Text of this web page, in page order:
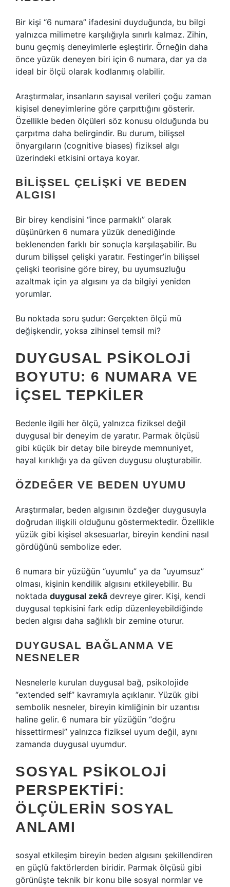
Bir kişi “6 numara” ifadesini duyduğunda, bu bilgi
yalnızca milimetre karşılığıyla sınırlı kalmaz. Zihin,
bunu geçmiş deneyimlerle eşleştirir. Örneğin daha
önce yüzük deneyen biri için 6 numara, dar ya da
ideal bir ölçü olarak kodlanmış olabilir.
Araştırmalar, insanların sayısal verileri çoğu zaman
kişisel deneyimlerine göre çarpıttığını gösterir.
Özellikle beden ölçüleri söz konusu olduğunda bu
çarpıtma daha belirgindir. Bu durum, bilişsel
önyargıların (cognitive biases) fiziksel algı
üzerindeki etkisini ortaya koyar.
BILIŞSEL ÇELIŞKI VE BEDEN
ALGISI
Bir birey kendisini “ince parmaklı” olarak
düşünürken 6 numara yüzük denediğinde
beklenenden farklı bir sonuçla karşılaşabilir. Bu
durum bilişsel çelişki yaratır. Festinger’in bilişsel
çelişki teorisine göre birey, bu uyumsuzluğu
azaltmak için ya algısını ya da bilgiyi yeniden
yorumlar.
Bu noktada soru şudur: Gerçekten ölçü mü
değişkendir, yoksa zihinsel temsil mi?
DUYGUSAL PSIKOLOJI
BOYUTU: 6 NUMARA VE
İÇSEL TEPKILER
Bedenle ilgili her ölçü, yalnızca fiziksel değil
duygusal bir deneyim de yaratır. Parmak ölçüsü
gibi küçük bir detay bile bireyde memnuniyet,
hayal kırıklığı ya da güven duygusu oluşturabilir.
ÖZDEĞER VE BEDEN UYUMU
Araştırmalar, beden algısının özdeğer duygusuyla
doğrudan ilişkili olduğunu göstermektedir. Özellikle
yüzük gibi kişisel aksesuarlar, bireyin kendini nasıl
gördüğünü sembolize eder.
6 numara bir yüzüğün “uyumlu” ya da “uyumsuz”
olması, kişinin kendilik algısını etkileyebilir. Bu
noktada duygusal zekâ devreye girer. Kişi, kendi
duygusal tepkisini fark edip düzenleyebildiğinde
beden algısı daha sağlıklı bir zemine oturur.
DUYGUSAL BAĞLANMA VE
NESNELER
Nesnelerle kurulan duygusal bağ, psikolojide
“extended self” kavramıyla açıklanır. Yüzük gibi
sembolik nesneler, bireyin kimliğinin bir uzantısı
haline gelir. 6 numara bir yüzüğün “doğru
hissettirmesi” yalnızca fiziksel uyum değil, aynı
zamanda duygusal uyumdur.
SOSYAL PSIKOLOJI
PERSPEKTIFI:
ÖLÇÜLERIN SOSYAL
ANLAMI
sosyal etkileşim bireyin beden algısını şekillendiren
en güçlü faktörlerden biridir. Parmak ölçüsü gibi
görünüşte teknik bir konu bile sosyal normlar ve